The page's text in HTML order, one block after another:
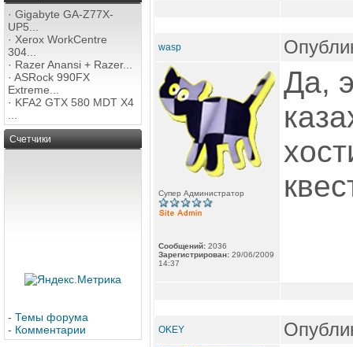
· Gigabyte GA-Z77X-
UP5...
· Xerox WorkCentre
304...
· Razer Anansi + Razer...
· ASRock 990FX
Extreme...
· KFA2 GTX 580 MDT X4
Счетчики
- Темы форума
- Комментарии
wasp
Супер Администратор
Сообщений: 2036
Зарегистрирован: 29/06/2009
14:37
Да,
OKEY